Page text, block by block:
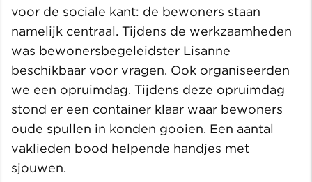
voor de sociale kant: de bewoners staan
namelijk centraal. Tijdens de werkzaamheden
was bewonersbegeleidster Lisanne
beschikbaar voor vragen. Ook organiseerden
we een opruimdag. Tijdens deze opruimdag
stond er een container klaar waar bewoners
oude spullen in konden gooien. Een aantal
vaklieden bood helpende handjes met
sjouwen.